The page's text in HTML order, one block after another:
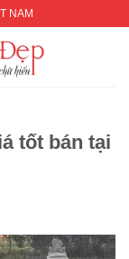
NAM
tốt bán tại